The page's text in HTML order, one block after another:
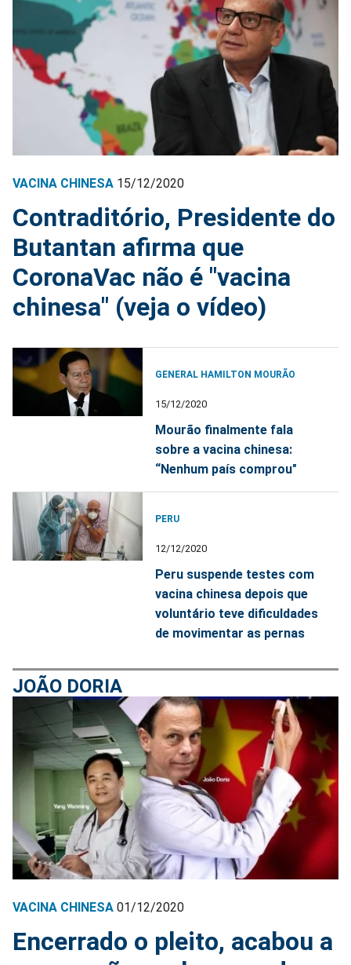
VACINA CHINESA 15/12/2020
Contraditório, Presidente do
Butantan afirma que
CoronaVac não é "vacina
chinesa" (veja o vídeo)
GENERAL HAMILTON MOURÃO
15/12/2020
Mourão finalmente fala
sobre a vacina chinesa:
“Nenhum país comprou"
PERU
12/12/2020
Peru suspende testes com
vacina chinesa depois que
voluntário teve dificuldades
de movimentar as pernas
JOÃO DORIA
VACINA CHINESA 01/12/2020
Encerrado o pleito, acabou a